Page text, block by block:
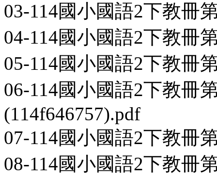
03-114國小國語2下教冊
04-114國小國語2下教冊
05-114國小國語2下教冊
06-114國小國語2下教冊
(114f646757).pdf
07-114國小國語2下教冊
08-114國小國語2下教冊